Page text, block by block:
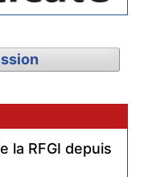
la RFGI depuis